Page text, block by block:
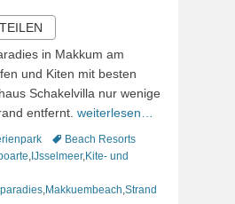
in Makkum am
und Kiten mit besten
Schakelvilla nur wenige
entfernt. weiterlesen…
Schlagworte
Beach Resorts
, IJsselmeer,Kite- und
,Makkuembeach,Strand